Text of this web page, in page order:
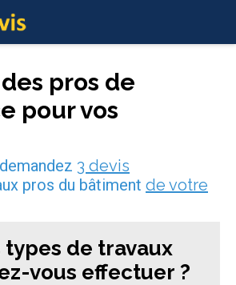
pros de
pour vos
3 devis
pros du bâtiment de votre
types de travaux
vous effectuer ?